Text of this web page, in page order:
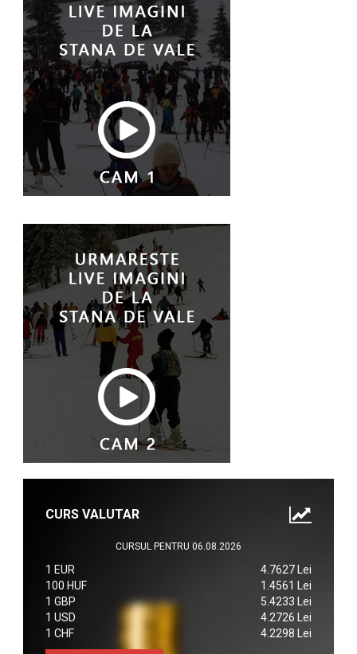
CURS VALUTAR
CURSUL PENTRU 06.08.2026
1 EUR
4.7627 Lei
100 HUF
1.4561 Lei
1 GBP
5.4233 Lei
1 USD
4.2726 Lei
1 CHF
4.2298 Lei